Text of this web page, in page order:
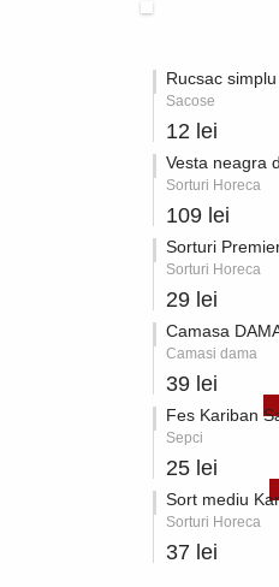
Rucsac
Sacose
12 lei
Vesta neagra
Sorturi Horeca
109 lei
Sorturi
Sorturi Horeca
29 lei
Camasa
Camasi dama
39 lei
Fes Kariban
Sepci
25 lei
Sort mediu
Sorturi Horeca
37 lei